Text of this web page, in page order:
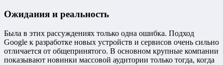
Ожидания и реальность
Была в этих рассуждениях только одна ошибка. Подход
Google к разработке новых устройств и сервисов очень сильно
отличается от общепринятого. В основном крупные компании
показывают новинки массовой аудитории только тогда, когда